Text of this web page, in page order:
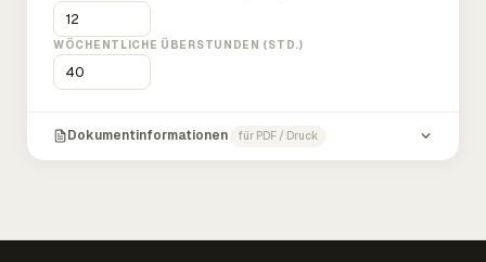
WÖCHENTLICHE ÜBERSTUNDEN (STD.)
Dokumentinformationen für PDF / Druck